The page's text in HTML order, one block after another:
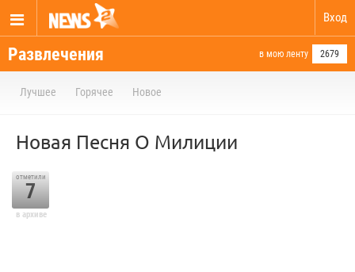
Вход
Развлечения в мою ленту 2679
Лучшее Горячее Новое
Новая Песня О Милиции
отметили
7
в архиве